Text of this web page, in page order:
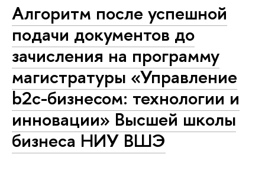
Алгоритм после успешной
подачи документов до
зачисления на программу
магистратуры «Управление
b2c-бизнесом: технологии и
инновации» Высшей школы
бизнеса НИУ ВШЭ